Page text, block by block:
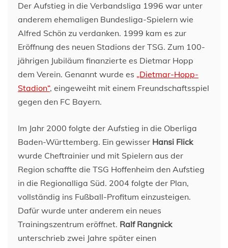
Der Aufstieg in die Verbandsliga 1996 war unter
anderem ehemaligen Bundesliga-Spielern wie
Alfred Schön zu verdanken. 1999 kam es zur
Eröffnung des neuen Stadions der TSG. Zum 100-
jährigen Jubiläum finanzierte es Dietmar Hopp
dem Verein. Genannt wurde es „Dietmar-Hopp-
Stadion“, eingeweiht mit einem Freundschaftsspiel
gegen den FC Bayern.
Im Jahr 2000 folgte der Aufstieg in die Oberliga
Baden-Württemberg. Ein gewisser Hansi Flick
wurde Cheftrainier und mit Spielern aus der
Region schaffte die TSG Hoffenheim den Aufstieg
in die Regionalliga Süd. 2004 folgte der Plan,
vollständig ins Fußball-Profitum einzusteigen.
Dafür wurde unter anderem ein neues
Trainingszentrum eröffnet. Ralf Rangnick
unterschrieb zwei Jahre später einen